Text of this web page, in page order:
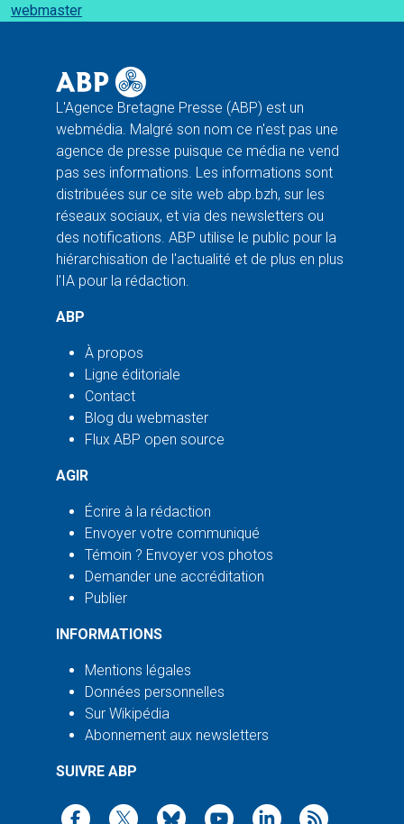
webmaster
L'Agence Bretagne Presse (ABP) est un
webmédia. Malgré son nom ce n'est pas une
agence de presse puisque ce média ne vend
pas ses informations. Les informations sont
distribuées sur ce site web abp.bzh, sur les
réseaux sociaux, et via des newsletters ou
des notifications. ABP utilise le public pour la
hiérarchisation de l'actualité et de plus en plus
l'IA pour la rédaction.
ABP
À propos
Ligne éditoriale
Contact
Blog du webmaster
Flux ABP open source
AGIR
Écrire à la rédaction
Envoyer votre communiqué
Témoin ? Envoyer vos photos
Demander une accréditation
Publier
INFORMATIONS
Mentions légales
Données personnelles
Sur Wikipédia
Abonnement aux newsletters
SUIVRE ABP